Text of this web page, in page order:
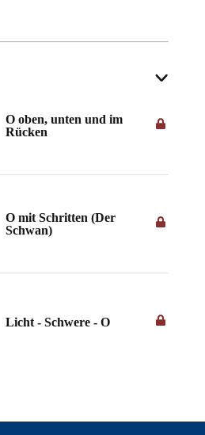
O oben, unten und im
Rücken
O mit Schritten (Der
Schwan)
Licht - Schwere - O